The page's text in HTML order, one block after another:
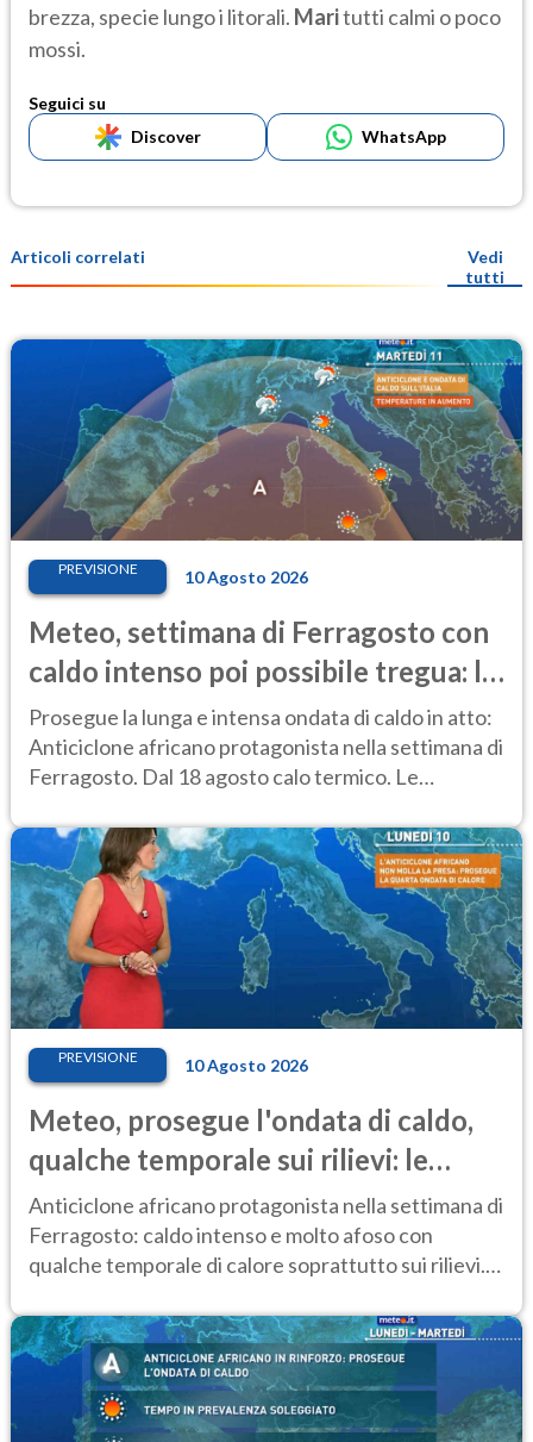
brezza, specie lungo i litorali. Maritutti calmi o poco
mossi.
Seguici su
Discover
WhatsApp
Articoli correlati
Vedi
tutti
PREVISIONE 10 Agosto 2026
Meteo, settimana di Ferragosto con
caldo intenso poi possibile tregua: le
previsioni
Prosegue la lunga e intensa ondata di caldo in atto:
Anticiclone africano protagonista nella settimana di
Ferragosto. Dal 18 agosto calo termico. Le
PREVISIONE 10 Agosto 2026
Meteo, prosegue l'ondata di caldo,
qualche temporale sui rilievi: le
previsioni del 10-11 agosto
Anticiclone africano protagonista nella settimana di
Ferragosto: caldo intenso e molto afoso con
qualche temporale di calore soprattutto sui rilievi.